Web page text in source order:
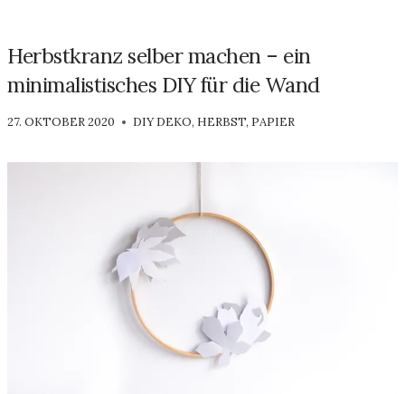
Herbstkranz selber machen – ein
minimalistisches DIY für die Wand
VON
27. OKTOBER 2020 DIY DEKO, HERBST, PAPIER